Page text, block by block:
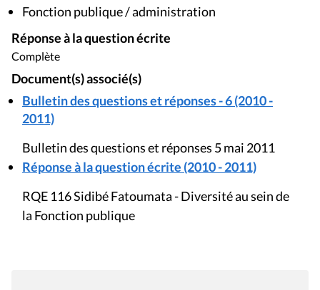
Fonction publique / administration
Réponse à la question écrite
Complète
Document(s) associé(s)
Bulletin des questions et réponses - 6 (2010 -
2011)
Bulletin des questions et réponses 5 mai 2011
Réponse à la question écrite (2010 - 2011)
RQE 116 Sidibé Fatoumata - Diversité au sein de
la Fonction publique